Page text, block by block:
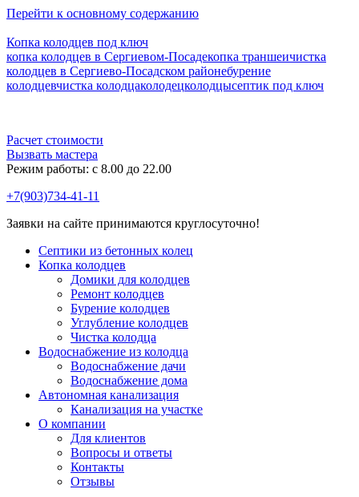
Перейти к основному содержанию
Копка колодцев под ключ
копка колодцев в Cергиевом-Посадекопка траншеичистка
колодцев в Сергиево-Посадском районебурение
колодцевчистка колодцаколодецколодцысептик под ключ
Расчет стоимости
Вызвать мастера
Режим работы: c 8.00 до 22.00
+7(903)734-41-11
Заявки на сайте принимаются круглосуточно!
Септики из бетонных колец
Копка колодцев
Домики для колодцев
Ремонт колодцев
Бурение колодцев
Углубление колодцев
Чистка колодца
Водоснабжение из колодца
Водоснабжение дачи
Водоснабжение дома
Автономная канализация
Канализация на участке
О компании
Для клиентов
Вопросы и ответы
Контакты
Отзывы